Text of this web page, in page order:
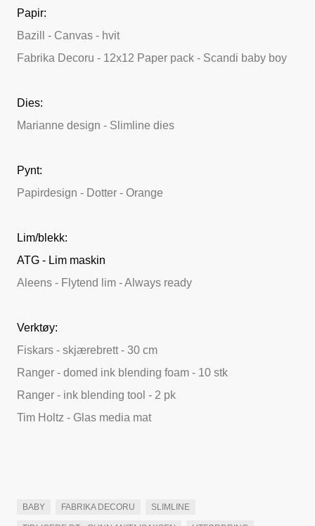
Papir:
Bazill - Canvas - hvit
Fabrika Decoru - 12x12 Paper pack - Scandi baby boy
Dies:
Marianne design - Slimline dies
Pynt:
Papirdesign - Dotter - Orange
Lim/blekk:
ATG - Lim maskin
Aleens - Flytend lim - Always ready
Verktøy:
Fiskars - skjærebrett - 30 cm
Ranger - domed ink blending foam - 10 stk
Ranger - ink blending tool - 2 pk
Tim Holtz - Glas media mat
BABY FABRIKA DECORU SLIMLINE